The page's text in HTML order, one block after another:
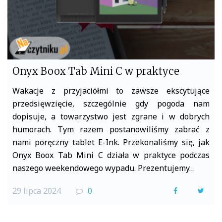
Onyx Boox Tab Mini C w praktyce
Wakacje z przyjaciółmi to zawsze ekscytujące
przedsięwzięcie, szczególnie gdy pogoda nam
dopisuje, a towarzystwo jest zgrane i w dobrych
humorach. Tym razem postanowiliśmy zabrać z
nami poręczny tablet E-Ink. Przekonaliśmy się, jak
Onyx Boox Tab Mini C działa w praktyce podczas
naszego weekendowego wypadu. Prezentujemy…
29 lipca 2024 0
F